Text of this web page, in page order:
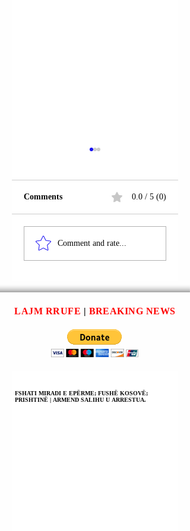
RRUGA
“SKËNDERBEU”;
VDEKUR; PO
HETOHET PËR
VRASJE;
VETËVRASJE;
VDEKJE NGA
PAKUJDESIA;
NATYRALE.
Comments 0.0 / 5 (0)
Comment and rate...
LAJM RRUFE | BREAKING NEWS
FSHATI MIRADI E EPËRME; FUSHË KOSOVË;
PRISHTINË | ARMEND SALIHU U ARRESTUA.